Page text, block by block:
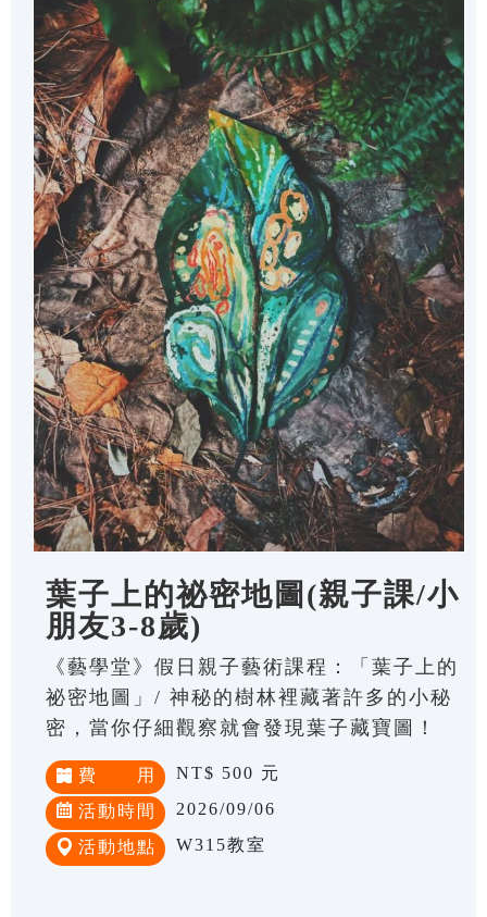
葉子上的祕密地圖(親子課/小
朋友3-8歲)
《藝學堂》假日親子藝術課程：「葉子上的
祕密地圖」/ 神秘的樹林裡藏著許多的小秘
密，當你仔細觀察就會發現葉子藏寶圖！
費 用 NT$ 500 元
活動時間 2026/09/06
活動地點 W315教室